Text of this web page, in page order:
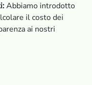
Abbiamo introdotto
il costo dei
ai nostri